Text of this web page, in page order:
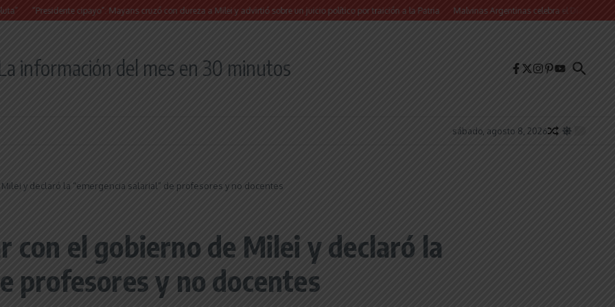
cipayo”: Mayans cruzó con dureza a Milei y advirtió sobre un juicio político por traición a la Patria Malvinas Argentinas celebra el Día de la Niñez
información del mes en 30 minutos
sábado, agosto 8, 2026
y declaró la “emergencia salarial” de profesores y no docentes
con el gobierno de Milei y declaró la
profesores y no docentes